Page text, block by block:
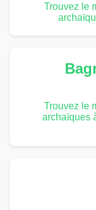
Trouvez le
Trouvez le
archaïques